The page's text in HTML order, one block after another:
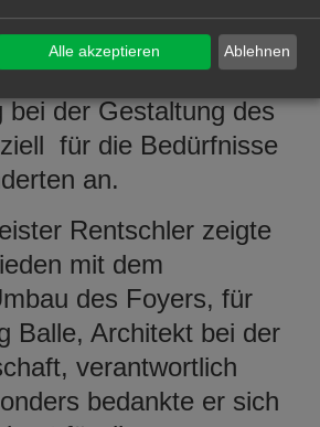
ist phantastisch.“
und regte auch eine
bei der Gestaltung des
für die Bedürfnisse
an.
Rentschler zeigte
mit dem
des Foyers, für
Balle, Architekt bei der
verantwortlich
bedankte er sich
Ablehnen
Alle akzeptieren